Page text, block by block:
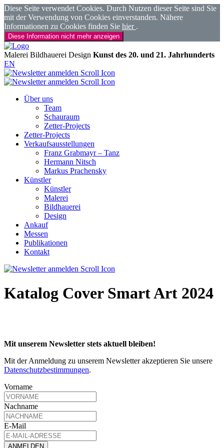
Diese Seite verwendet Cookies. Durch Nutzen dieser Seite sind Sie
mit der Verwendung von Cookies einverstanden. Nähere
Informationen zu Cookies finden Sie hier .
Diese Information nicht mehr anzeigen
Malerei Bildhauerei Design Kunst des 20. und 21. Jahrhunderts
EN
Über uns
Team
Schauraum
Zetter-Projects
Zetter-Projects
Verkaufsausstellungen
Franz Grabmayr – Tanz
Hermann Nitsch
Markus Prachensky
Künstler
Künstler
Malerei
Bildhauerei
Design
Ankauf
Messen
Publikationen
Kontakt
Katalog Cover Smart Art 2024
Mit unserem Newsletter stets aktuell bleiben!
Mit der Anmeldung zu unserem Newsletter akzeptieren Sie unsere
Datenschutzbestimmungen.
Vorname
Nachname
E-Mail